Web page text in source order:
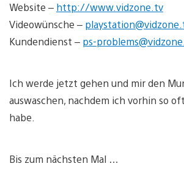
Website – http://www.vidzone.tv
Videowünsche –
Kundendienst – ps-
Ich werde jetzt gehen und mir den
auswaschen, nachdem ich vorhin so oft
habe.
Bis zum nächsten Mal …